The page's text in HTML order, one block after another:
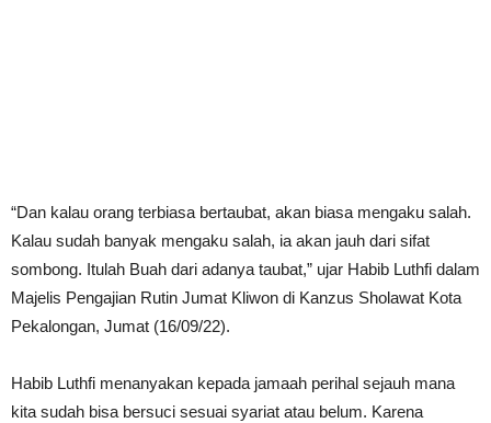
“Dan kalau orang terbiasa bertaubat, akan biasa mengaku salah.
Kalau sudah banyak mengaku salah, ia akan jauh dari sifat
sombong. Itulah Buah dari adanya taubat,” ujar Habib Luthfi dalam
Majelis Pengajian Rutin Jumat Kliwon di Kanzus Sholawat Kota
Pekalongan, Jumat (16/09/22).
Habib Luthfi menanyakan kepada jamaah perihal sejauh mana
kita sudah bisa bersuci sesuai syariat atau belum. Karena